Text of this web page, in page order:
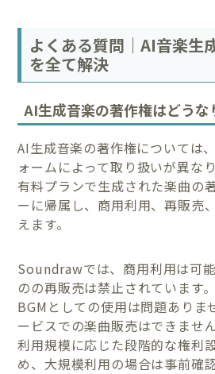
よくある質問｜AI音楽生
を全て解決
AI生成音楽の著作権はどうな
AI生成音楽の著作権については
ォームによって取り扱いが異な
有料プランで生成された楽曲の
ーに帰属し、商用利用、再販売
えます。
Soundrawでは、商用利用は可
のの再販売は禁止されています
BGMとしての使用は問題ありま
ービスでの楽曲販売はできませ
利用規模に応じた段階的な権利
め、大規模利用の場合は事前確